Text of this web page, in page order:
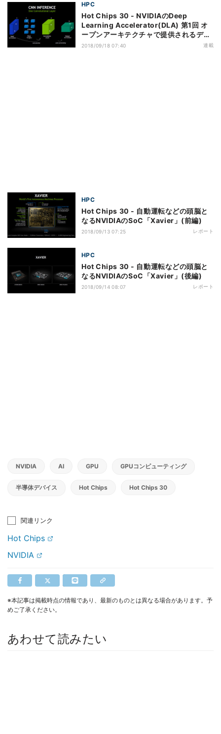
HPC
Hot Chips 30 - NVIDIAのDeep
Learning Accelerator(DLA) 第1回 オ
ープンアーキテクチャで提供されるディ
ープラーニング用アクセラレータ
2018/09/18 07:40 連載
HPC
Hot Chips 30 - 自動運転などの頭脳と
なるNVIDIAのSoC「Xavier」(前編)
2018/09/13 07:25 レポート
HPC
Hot Chips 30 - 自動運転などの頭脳と
なるNVIDIAのSoC「Xavier」(後編)
2018/09/14 08:07 レポート
NVIDIA AI GPU GPUコンピューティング
半導体デバイス Hot Chips Hot Chips 30
関連リンク
Hot Chips
NVIDIA
※本記事は掲載時点の情報であり、最新のものとは異なる場合があります。予
めご了承ください。
あわせて読みたい